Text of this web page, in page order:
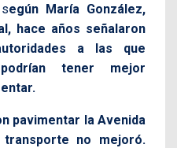
egún María González,
hace años señalaron
a las que
tener mejor
pavimentar la Avenida
no mejoró.